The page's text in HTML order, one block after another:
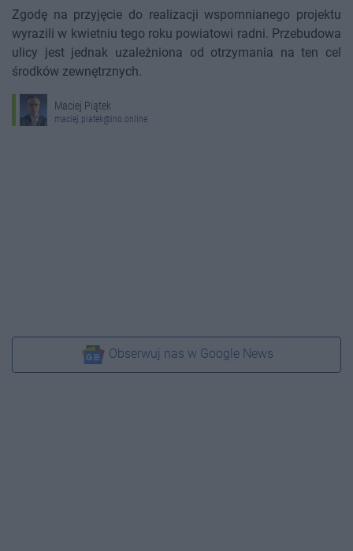
Zgodę na przyjęcie do realizacji wspomnianego projektu
wyrazili w kwietniu tego roku powiatowi radni. Przebudowa
ulicy jest jednak uzależniona od otrzymania na ten cel
środków zewnętrznych.
Maciej Piątek
maciej.piatek@ino.online
Obserwuj nas w Google News